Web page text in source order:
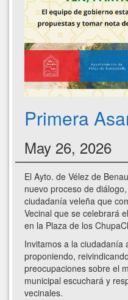
Primera
May 26, 2026
El Ayto. de Vélez de
nuevo proceso de
ciudadanía veleña que
Vecinal que se celebrará
en la Plaza de los
Invitamos a la ciudadanía
proponiendo,
preocupaciones sobre el
municipal escuchará y
vecinales.